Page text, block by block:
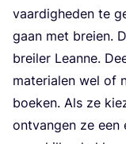
vaar­dig­he­den te
gaan met brei­en.
brei­ler Lean­ne.
mate­ri­a­len wel of
boe­ken. Als ze
ont­van­gen ze een